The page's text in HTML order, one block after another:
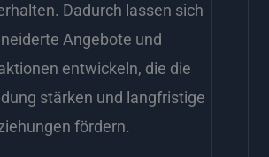
Dadurch lassen sich
Angebote und
entwickeln, die die
stärken und langfristige
fördern.